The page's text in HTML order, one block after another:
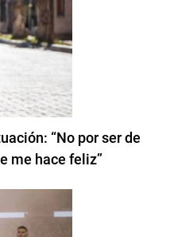
“No por ser de
me hace feliz”